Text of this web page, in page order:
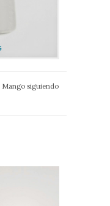
Mango siguiendo